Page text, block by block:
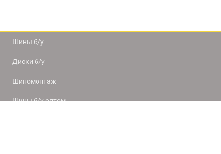
Шины б/у
Диски б/у
Шиномонтаж
Шины б/у оптом